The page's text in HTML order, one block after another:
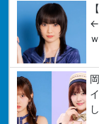
←